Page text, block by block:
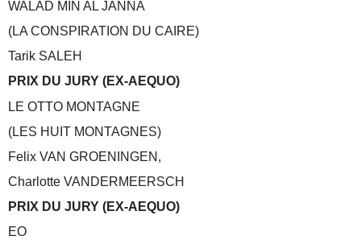
WALAD MIN AL JANNA
(LA CONSPIRATION DU CAIRE)
Tarik SALEH
PRIX DU JURY (EX-AEQUO)
LE OTTO MONTAGNE
(LES HUIT MONTAGNES)
Felix VAN GROENINGEN,
Charlotte VANDERMEERSCH
PRIX DU JURY (EX-AEQUO)
EO